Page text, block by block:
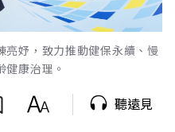
妤，致力推動健保永續、慢
康治理。
聽遠見